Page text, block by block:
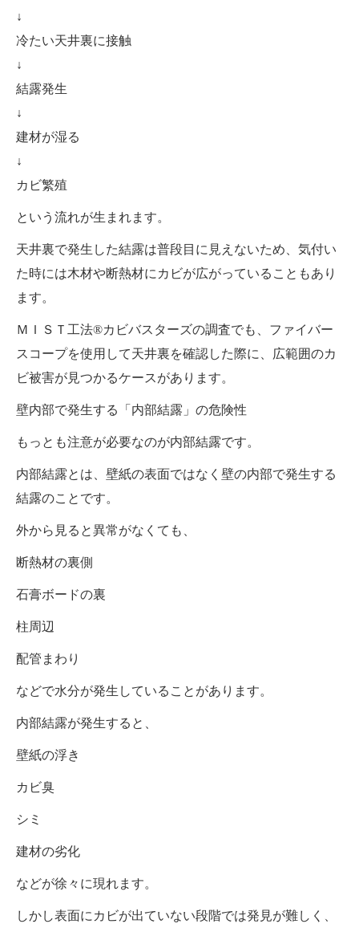
↓
冷たい天井裏に接触
↓
結露発生
↓
建材が湿る
↓
カビ繁殖
という流れが生まれます。
天井裏で発生した結露は普段目に見えないため、気付い
た時には木材や断熱材にカビが広がっていることもあり
ます。
ＭＩＳＴ工法®カビバスターズの調査でも、ファイバー
スコープを使用して天井裏を確認した際に、広範囲のカ
ビ被害が見つかるケースがあります。
壁内部で発生する「内部結露」の危険性
もっとも注意が必要なのが内部結露です。
内部結露とは、壁紙の表面ではなく壁の内部で発生する
結露のことです。
外から見ると異常がなくても、
断熱材の裏側
石膏ボードの裏
柱周辺
配管まわり
などで水分が発生していることがあります。
内部結露が発生すると、
壁紙の浮き
カビ臭
シミ
建材の劣化
などが徐々に現れます。
しかし表面にカビが出ていない段階では発見が難しく、